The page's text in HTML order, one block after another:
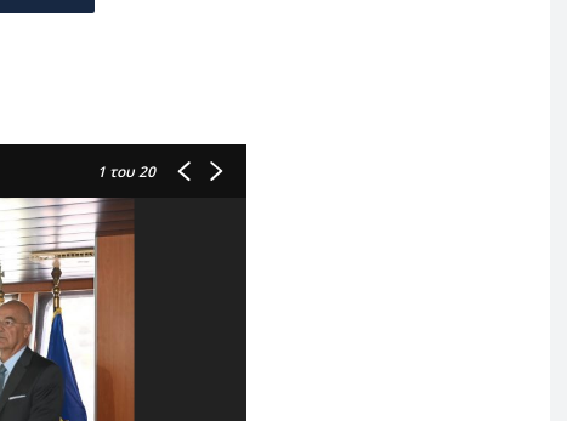
1 του 20